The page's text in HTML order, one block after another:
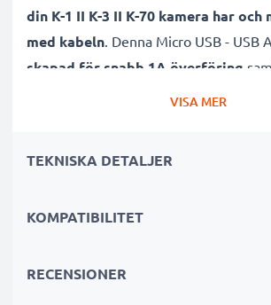
din K-1 II K-3 II K-70 kamera har och
med kabeln. Denna Micro USB - USB
skapad för snabb 1A överföring
Självklartstödjer den även både
fungerande och uppdaterad på ett kick!
Många fördelar med denna Micro
VISA MER
TEKNISKA DETALJER
KOMPATIBILITET
RECENSIONER